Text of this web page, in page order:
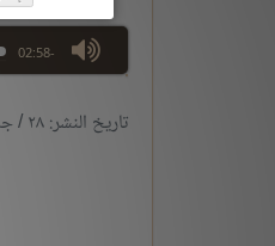
-02:58
تاريخ النشر: ٢٨ / جمادى الآخرة / ١٤٣٩